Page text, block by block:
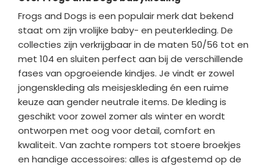
Frogs and Dogs is een populair merk dat bekend
staat om zijn vrolijke baby- en peuterkleding. De
collecties zijn verkrijgbaar in de maten 50/56 tot en
met 104 en sluiten perfect aan bij de verschillende
fases van opgroeiende kindjes. Je vindt er zowel
jongenskleding als meisjeskleding én een ruime
keuze aan gender neutrale items. De kleding is
geschikt voor zowel zomer als winter en wordt
ontworpen met oog voor detail, comfort en
kwaliteit. Van zachte rompers tot stoere broekjes
en handige accessoires: alles is afgestemd op de